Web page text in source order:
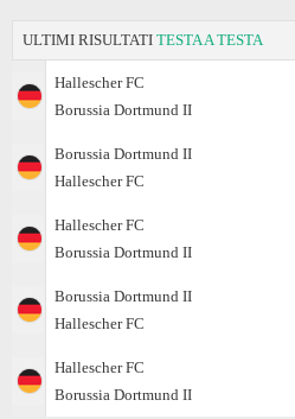
ULTIMI RISULTATI TESTA A TESTA
Hallescher FC
Borussia Dortmund II
Borussia Dortmund II
Hallescher FC
Hallescher FC
Borussia Dortmund II
Borussia Dortmund II
Hallescher FC
Hallescher FC
Borussia Dortmund II